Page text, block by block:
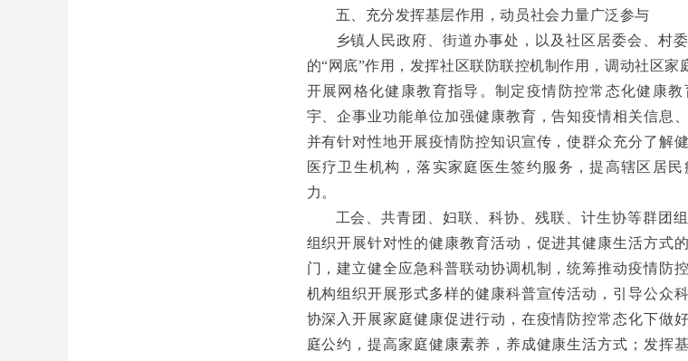
五、充分发挥基层作用，动员社会力量广泛参与
乡镇人民政府、街道办事处，以及社区居委会、村
的“网底”作用，发挥社区联防联控机制作用，调动社区家
开展网格化健康教育指导。制定疫情防控常态化健康
宇、企事业功能单位加强健康教育，告知疫情相关信息
并有针对性地开展疫情防控知识宣传，使群众充分了解
医疗卫生机构，落实家庭医生签约服务，提高辖区居
力。
工会、共青团、妇联、科协、残联、计生协等群团
组织开展针对性的健康教育活动，促进其健康生活方式
门，建立健全应急科普联动协调机制，统筹推动疫情防
机构组织开展形式多样的健康科普宣传活动，引导公众
协深入开展家庭健康促进行动，在疫情防控常态化下做
庭公约，提高家庭健康素养，养成健康生活方式；发挥